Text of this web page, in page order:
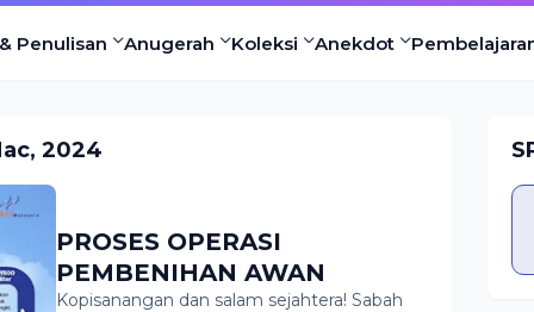
Penulisan Anugerah Koleksi Anekdot
2024
PROSES OPERASI
PEMBENIHAN AWAN
Kopisanangan dan salam sejahtera! Sabah